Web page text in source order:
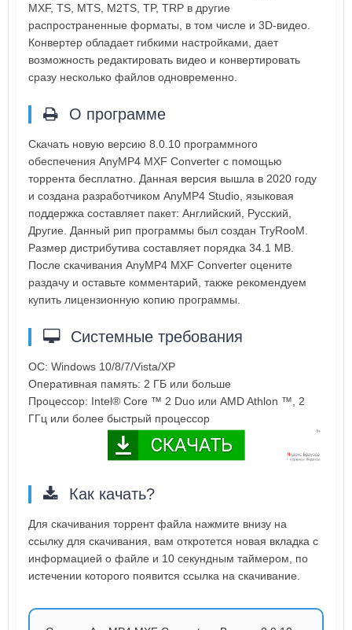
MXF, TS, MTS, M2TS, TP, TRP в другие
распространенные форматы, в том числе и 3D-видео.
Конвертер обладает гибкими настройками, дает
возможность редактировать видео и конвертировать
сразу несколько файлов одновременно.
О программе
Скачать новую версию 8.0.10 программного
обеспечения AnyMP4 MXF Converter с помощью
торрента бесплатно. Данная версия вышла в 2020 году
и создана разработчиком AnyMP4 Studio, языковая
поддержка составляет пакет: Английский, Русский,
Другие. Данный рип программы был создан TryRooM.
Размер дистрибутива составляет порядка 34.1 MB.
После скачивания AnyMP4 MXF Converter оцените
раздачу и оставьте комментарий, также рекомендуем
купить лицензионную копию программы.
Системные требования
ОС: Windows 10/8/7/Vista/XP
Оперативная память: 2 ГБ или больше
Процессор: Intel® Core ™ 2 Duo или AMD Athlon ™, 2
ГГц или более быстрый процессор
Как качать?
Для скачивания торрент файла нажмите внизу на
ссылку для скачивания, вам откротется новая вкладка с
информацией о файле и 10 секундным таймером, по
истечении которого появится ссылка на скачивание.